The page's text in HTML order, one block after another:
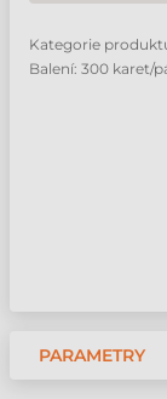
Kategorie
Balení: 300 karet/
PARAMETRY